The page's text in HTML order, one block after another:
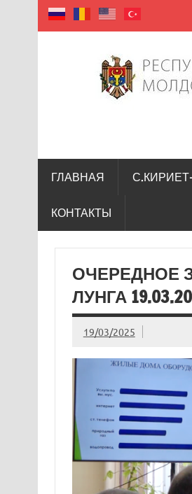
село Кириет — Лунга
ГЛАВНАЯ
КОНТАКТЫ
ОЧЕРЕДНОЕ
ЛУНГА
19/03/2025